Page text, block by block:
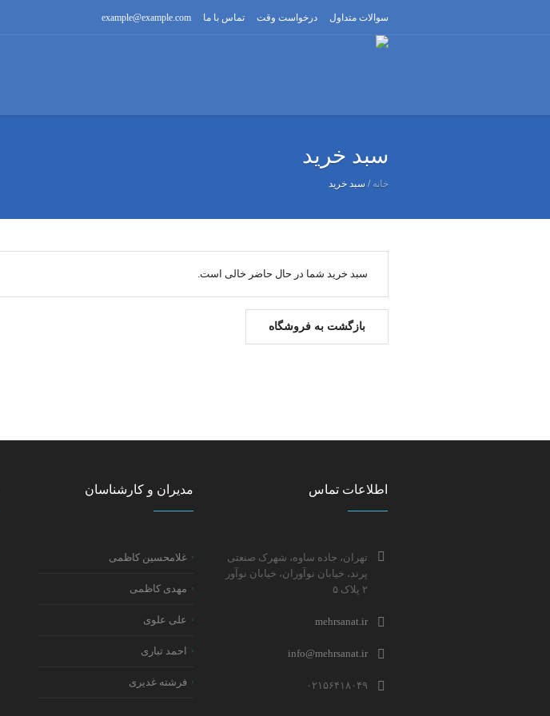
سوالات متداول درخواست وقت تماس با ما example@example.com
سبد خرید
خانه / سبد خرید
سبد خرید شما در حال حاضر خالی است.
بازگشت به فروشگاه
اطلاعات تماس
تهران، جاده ساوه، شهرک صنعتی
پرند، خیابان نوآوران، خیابان نوآور
۲ پلاک ۵
mehrsanat.ir
info@mehrsanat.ir
۰۲۱۵۶۴۱۸۰۴۹
مدیران و کارشناسان
غلامحسین کاظمی
مهدی کاظمی
علی علوی
احمد تباری
فرشته غدیری